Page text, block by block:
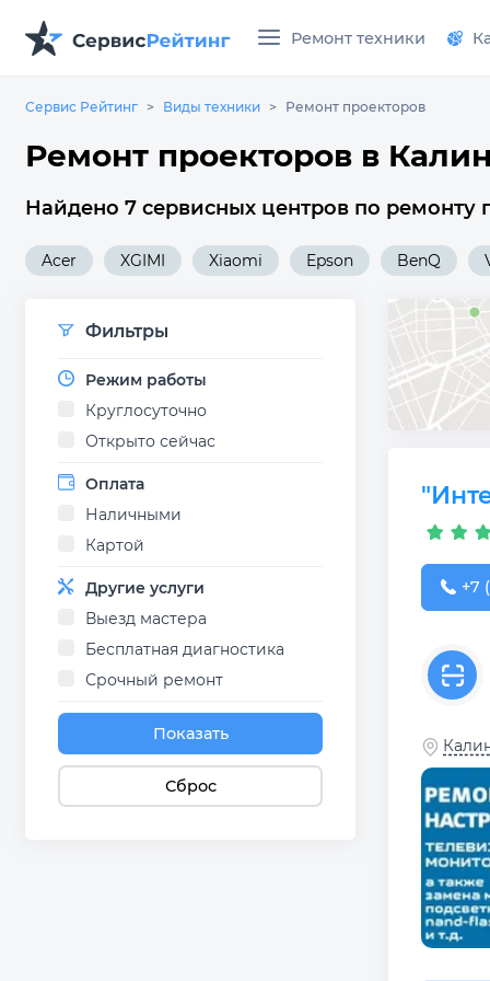
Ремонт техники
Сервис Рейтинг Виды техники Ремонт проекторов
Ремонт проекторов в
Найдено 7 сервисных центров по ремонту
Acer XGIMI Xiaomi Epson BenQ
Фильтры
Режим работы
Круглосуточно
Открыто сейчас
Оплата
Наличными
Картой
Другие услуги
Выезд мастера
Бесплатная диагностика
Срочный ремонт
Показать
Сброс
+7+7